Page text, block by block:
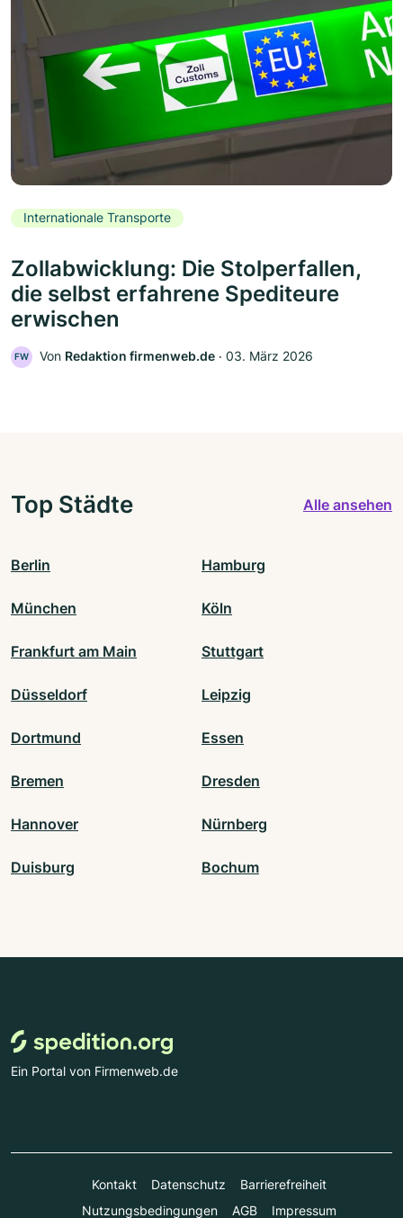
Internationale Transporte
Zollabwicklung: Die Stolperfallen,
die selbst erfahrene Spediteure
erwischen
FW Von Redaktion firmenweb.de ‧ 03. März 2026
Top Städte Alle ansehen
Berlin Hamburg
München Köln
Frankfurt am Main Stuttgart
Düsseldorf Leipzig
Dortmund Essen
Bremen Dresden
Hannover Nürnberg
Duisburg Bochum
Ein Portal von Firmenweb.de
Kontakt Datenschutz
Barrierefreiheit
Nutzungsbedingungen
AGB Impressum